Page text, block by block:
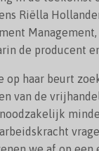
Riëlla
de producent
op haar beurt
van de